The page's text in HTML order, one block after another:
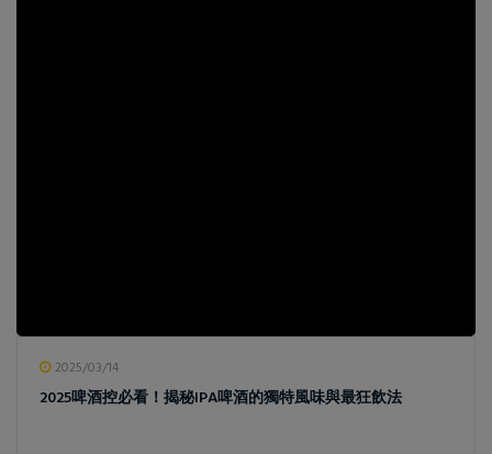
2025/03/14
2025啤酒控必看！揭秘IPA啤酒的獨特風味與最狂飲法